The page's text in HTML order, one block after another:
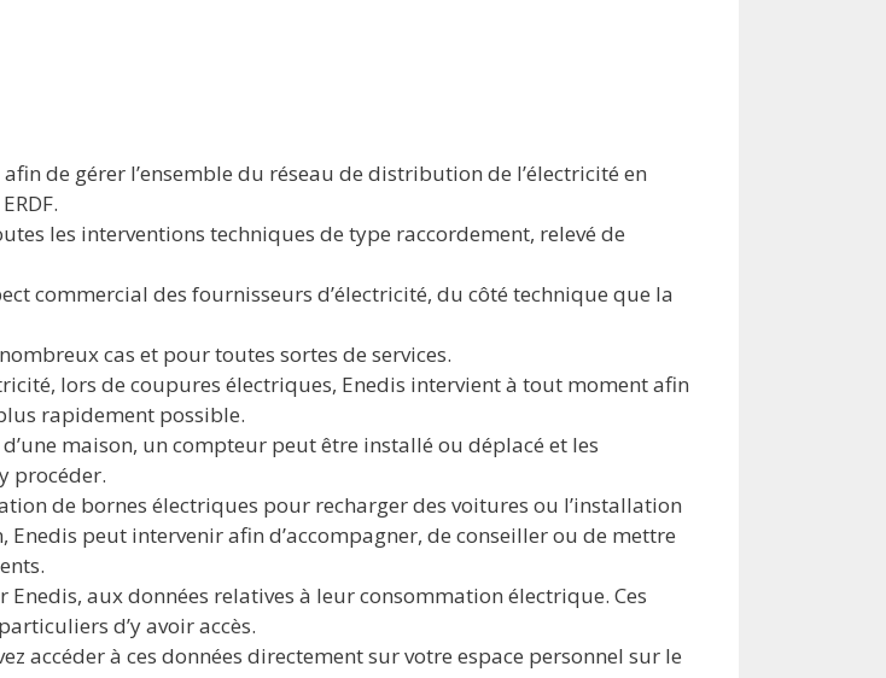
afin de gérer l’ensemble du réseau de distribution de l’électricité en
les interventions techniques de type raccordement, relevé de
commercial des fournisseurs d’électricité, du côté technique que la
cas et pour toutes sortes de services.
lors de coupures électriques, Enedis intervient à tout moment afin
rapidement possible.
maison, un compteur peut être installé ou déplacé et les
procéder.
de bornes électriques pour recharger des voitures ou l’installation
peut intervenir afin d’accompagner, de conseiller ou de mettre
aux données relatives à leur consommation électrique. Ces
d’y avoir accès.
accéder à ces données directement sur votre espace personnel sur le